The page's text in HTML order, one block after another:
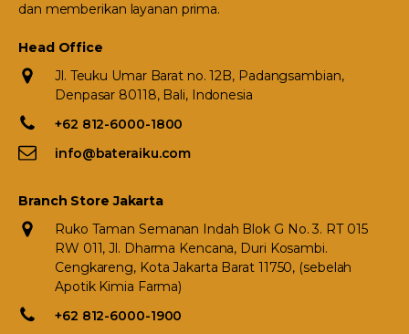
dan memberikan layanan prima.
Head Office
Jl. Teuku Umar Barat no. 12B, Padangsambian,
Denpasar 80118, Bali, Indonesia
+62 812-6000-1800
info@bateraiku.com
Branch Store Jakarta
Ruko Taman Semanan Indah Blok G No. 3. RT 015
RW 011, Jl. Dharma Kencana, Duri Kosambi.
Cengkareng, Kota Jakarta Barat 11750, (sebelah
Apotik Kimia Farma)
+62 812-6000-1900